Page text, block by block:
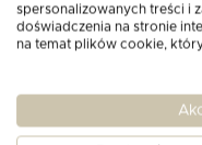
spersonalizowanych treści i
doświadczenia na stronie
na temat plików cookie,